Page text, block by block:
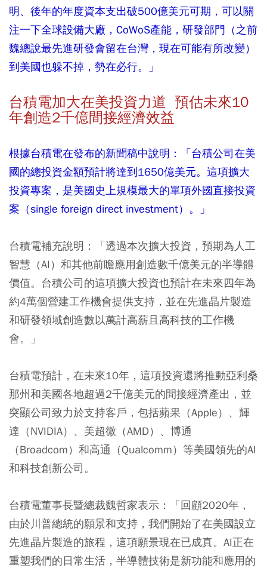
明、後年的年度資本支出破500億美元可期，可以關
注一下全球設備大廠，CoWoS產能，研發部門（之前
魏總說最先進研發會留在台灣，現在可能有所改變）
到美國也躲不掉，勢在必行。」
台積電加大在美投資力道 預估未來10
年創造2千億間接經濟效益
根據台積電在發布的新聞稿中說明：「台積公司在美
國的總投資金額預計將達到1650億美元。這項擴大
投資專案，是美國史上規模最大的單項外國直接投資
案（single foreign direct investment）。」
台積電補充說明：「透過本次擴大投資，預期為人工
智慧（AI）和其他前瞻應用創造數千億美元的半導體
價值。台積公司的這項擴大投資也預計在未來四年為
約4萬個營建工作機會提供支持，並在先進晶片製造
和研發領域創造數以萬計高薪且高科技的工作機
會。」
台積電預計，在未來10年，這項投資還將推動亞利桑
那州和美國各地超過2千億美元的間接經濟產出，並
突顯公司致力於支持客戶，包括蘋果（Apple）、輝
達（NVIDIA）、美超微（AMD）、博通
（Broadcom）和高通（Qualcomm）等美國領先的AI
和科技創新公司。
台積電董事長暨總裁魏哲家表示：「回顧2020年，
由於川普總統的願景和支持，我們開始了在美國設立
先進晶片製造的旅程，這項願景現在已成真。AI正在
重塑我們的日常生活，半導體技術是新功能和應用的